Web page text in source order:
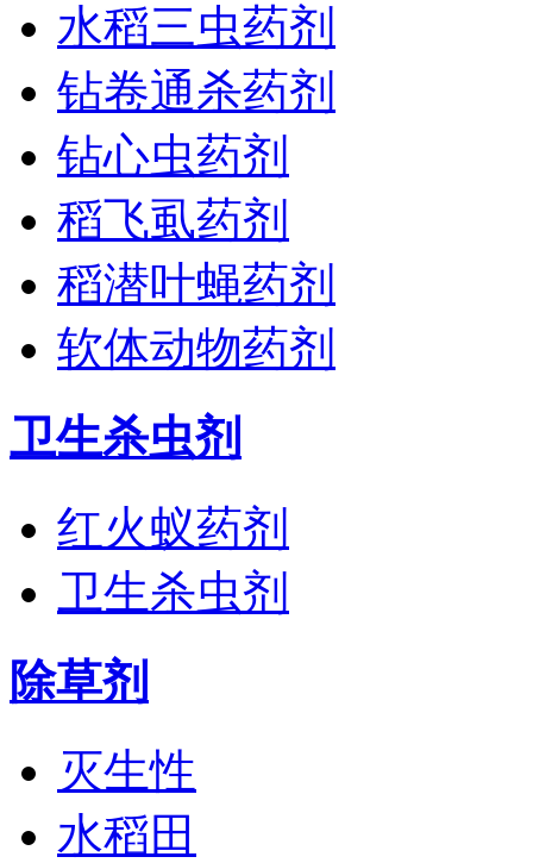
水稻三虫药剂
钻卷通杀药剂
钻心虫药剂
稻飞虱药剂
稻潜叶蝇药剂
软体动物药剂
卫生杀虫剂
红火蚁药剂
卫生杀虫剂
除草剂
灭生性
水稻田